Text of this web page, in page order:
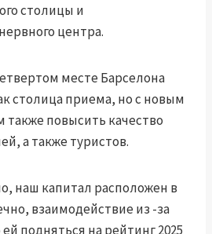
столицы и
центра.
месте Барселона
столица приема, но с новым
повысить качество
а также туристов.
наш капитал расположен в
взаимодействие из -за
подняться на рейтинг 2025